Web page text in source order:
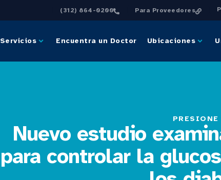
(312) 864-0200 Para Proveedores
Servicios Encuentra un Doctor Ubicaciones
PRESIONE
Nuevo estudio
para controlar la